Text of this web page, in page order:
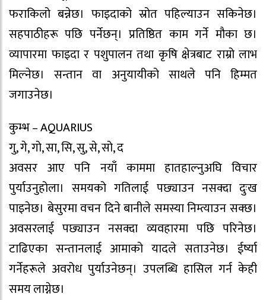
फराकिलो बन्नेछ। फाइदाको स्रोत पहिल्याउन सकिनेछ।
सहपाठीहरू पछि पर्नेछन्। प्रतिष्ठित काम गर्ने मौका छ।
व्यापारमा फाइदा र पशुपालन तथा कृषि क्षेत्रबाट राम्रो लाभ
मिल्नेछ। सन्तान वा अनुयायीको साथले पनि हिम्मत
जगाउनेछ।
कुम्भ – AQUARIUS
गु, गे, गो, सा, सि, सु, से, सो, द
अवसर आए पनि नयाँ काममा हातहाल्नुअघि विचार
पुर्याउनुहोला। समयको गतिलाई पछ्याउन नसक्दा दुःख
पाइनेछ। बेसुरमा वचन दिने बानीले समस्या निम्त्याउन सक्छ।
अवसरलाई पछ्याउन नसक्दा व्यवहारमा पछि परिनेछ।
टाढिएका सन्तानलाई आमाको यादले सताउनेछ। ईर्ष्या
गर्नेहरूले अवरोध पुर्याउनेछन्। उपलब्धि हासिल गर्न केही
समय लाग्नेछ।